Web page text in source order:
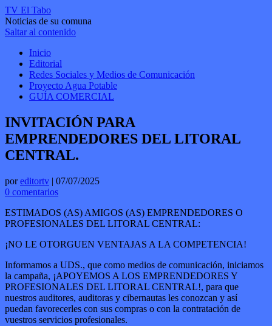
TV El Tabo
Noticias de su comuna
Saltar al contenido
Inicio
Editorial
Redes Sociales y Medios de Comunicación
Proyecto Agua Potable
GUÍA COMERCIAL
INVITACIÓN PARA
EMPRENDEDORES DEL LITORAL
CENTRAL.
poreditortv | 07/07/2025
0 comentarios
ESTIMADOS (AS) AMIGOS (AS) EMPRENDEDORES O
PROFESIONALES DEL LITORAL CENTRAL:
¡NO LE OTORGUEN VENTAJAS A LA COMPETENCIA!
Informamos a UDS., que como medios de comunicación, iniciamos
la campaña, ¡APOYEMOS A LOS EMPRENDEDORES Y
PROFESIONALES DEL LITORAL CENTRAL!, para que
nuestros auditores, auditoras y cibernautas les conozcan y así
puedan favorecerles con sus compras o con la contratación de
vuestros servicios profesionales.